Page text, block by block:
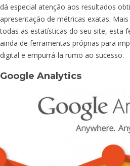
dá especial atenção aos resultados
apresentação de métricas exatas.
todas as estatísticas do seu site, esta
ainda de ferramentas próprias para
digital e empurrá-la rumo ao sucesso.
Google Analytics